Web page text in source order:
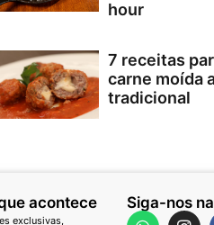
hour
7 receitas
carne moída
tradicional
acontece
exclusivas,
Siga-nos